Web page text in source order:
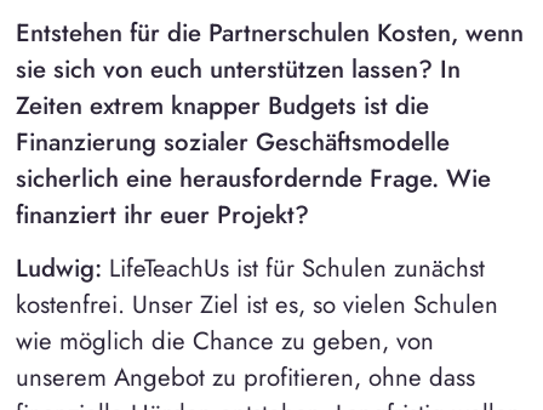
Entstehen für die Partnerschulen Kosten, wenn
sie sich von euch unterstützen lassen? In
Zeiten extrem knapper Budgets ist die
Finanzierung sozialer Geschäftsmodelle
sicherlich eine herausfordernde Frage. Wie
finanziert ihr euer Projekt?
Ludwig: LifeTeachUs ist für Schulen zunächst
kostenfrei. Unser Ziel ist es, so vielen Schulen
wie möglich die Chance zu geben, von
unserem Angebot zu profitieren, ohne dass